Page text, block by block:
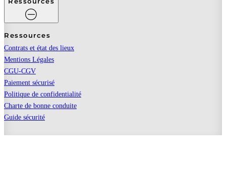
Ressources
Contrats et état des lieux
Mentions Légales
CGU-CGV
Paiement sécurisé
Politique de confidentialité
Charte de bonne conduite
Guide sécurité